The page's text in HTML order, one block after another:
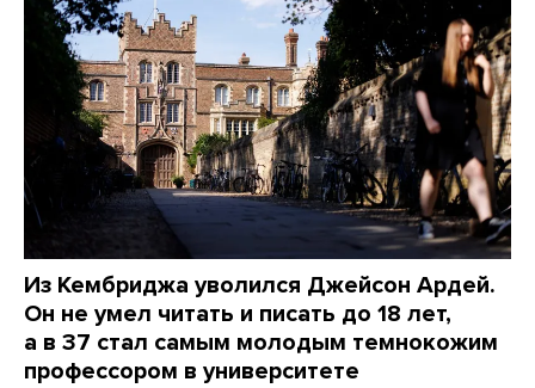
Из Кембриджа уволился Джейсон Ардей.
Он не умел читать и писать до 18 лет,
а в 37 стал самым молодым темнокожим
профессором в университете